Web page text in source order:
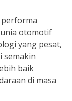
otomotif
yang pesat,
semakin
baik
di masa